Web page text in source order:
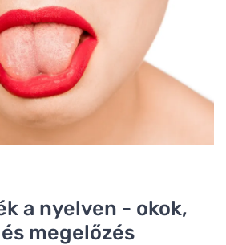
a nyelven - okok,
megelőzés